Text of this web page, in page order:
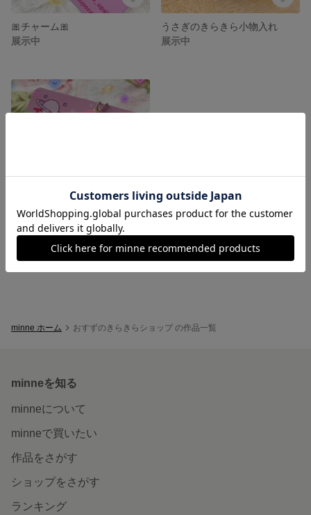
🎀チャーム🎀
展示中
うさぎのきらきら小物入れ
展示中
星チャーム🌟
minne ホーム おすずのきらきらショップ の作品一覧
minneを知る
minneについて
minneで買いたい
作品をさがす
ショップをさがす
ランキング